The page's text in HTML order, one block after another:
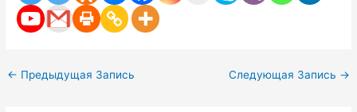
← Предыдущая Запись Следующая Запись →